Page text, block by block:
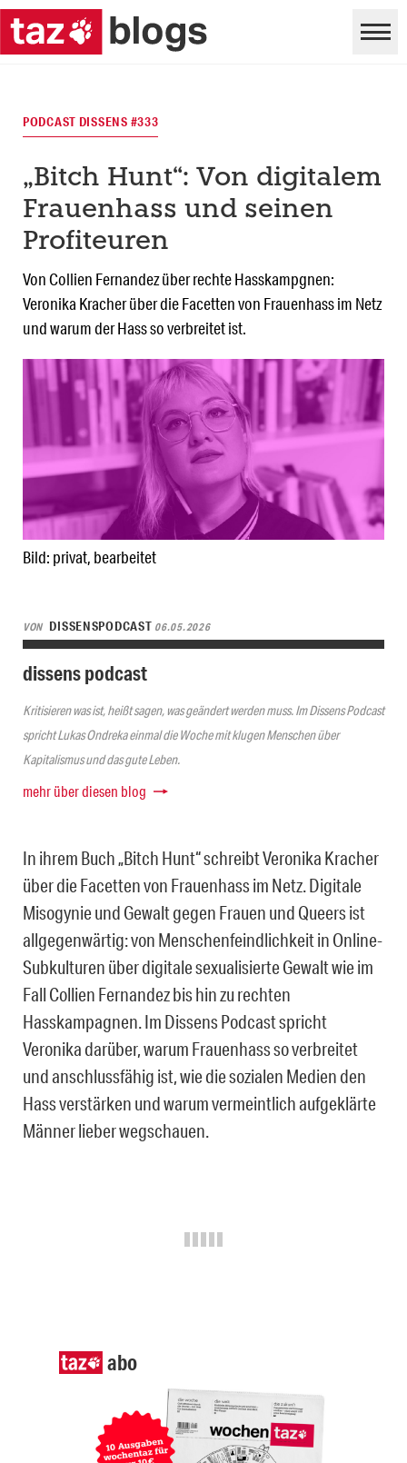
Bild: privat, bearbeitet
PODCAST DISSENS #333
„Bitch Hunt“: Von digitalem
Frauenhass und seinen
Profiteuren
Von Collien Fernandez über rechte Hasskampgnen:
Veronika Kracher über die Facetten von Frauenhass im Netz
und warum der Hass so verbreitet ist.
VON DISSENSPODCAST 06.05.2026
dissens podcast
Kritisieren was ist, heißt sagen, was geändert werden muss. Im Dissens Podcast
spricht Lukas Ondreka einmal die Woche mit klugen Menschen über
Kapitalismus und das gute Leben.
mehr über diesen blog
In ihrem Buch „Bitch Hunt“ schreibt Veronika Kracher
über die Facetten von Frauenhass im Netz. Digitale
Misogynie und Gewalt gegen Frauen und Queers ist
allgegenwärtig: von Menschenfeindlichkeit in Online-
Subkulturen über digitale sexualisierte Gewalt wie im
Fall Collien Fernandez bis hin zu rechten
Hasskampagnen. Im Dissens Podcast spricht
Veronika darüber, warum Frauenhass so verbreitet
und anschlussfähig ist, wie die sozialen Medien den
Hass verstärken und warum vermeintlich aufgeklärte
Männer lieber wegschauen.
abo